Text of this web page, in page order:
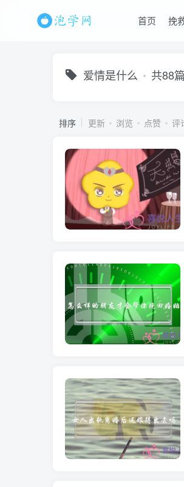
首页 挽
爱情是什么 共88篇
排序 更新 浏览 点赞 评